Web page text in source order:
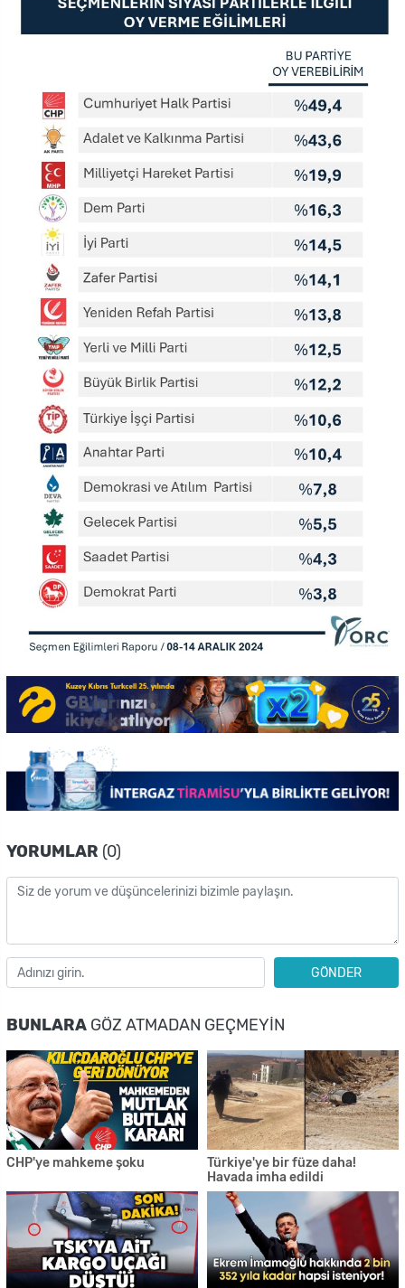
YORUMLAR (0)
GÖNDER
BUNLARA GÖZ ATMADAN GEÇMEYIN
CHP'ye mahkeme şoku
Türkiye'ye bir füze daha!
Havada imha edildi